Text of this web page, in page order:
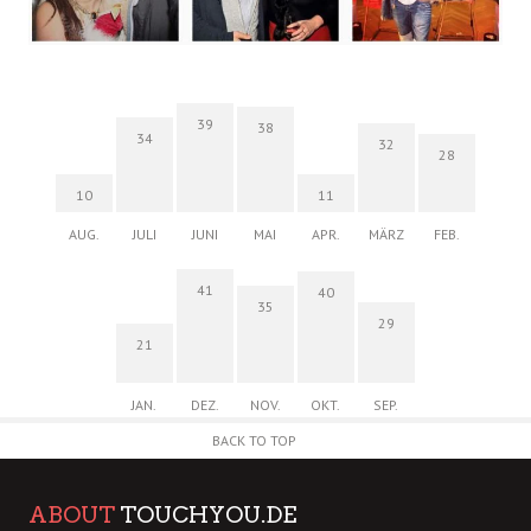
10
AUG.
34
JULI
39
JUNI
38
MAI
11
APR.
32
MÄRZ
28
FEB.
21
JAN.
41
DEZ.
35
NOV.
40
OKT.
29
SEP.
BACK TO TOP
ABOUT TOUCHYOU.DE